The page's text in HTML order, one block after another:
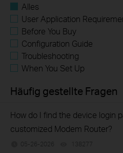
Alles
User Application
Before You Buy
Configuration Guide
Troubleshooting
When You Set Up
Häufig gestellte Fragen
How do I find the device login
customized Modem Router?
05-26-2026 138277